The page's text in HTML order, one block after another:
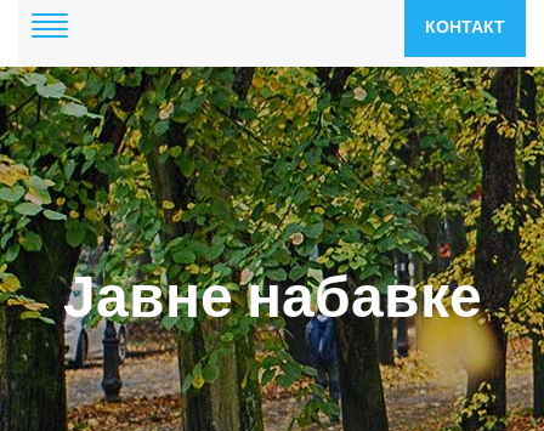
КОНТАКТ
Јавне набавке